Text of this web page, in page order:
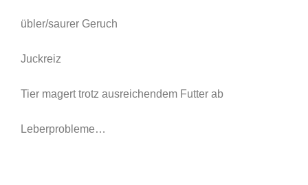
übler/saurer Geruch
Juckreiz
Tier magert trotz ausreichendem Futter ab
Leberprobleme…